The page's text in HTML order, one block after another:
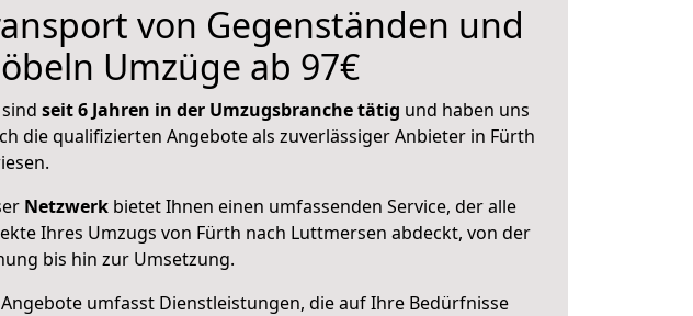
von Gegenständen und
Umzüge ab 97€
seit 6 Jahren in der Umzugsbranche tätig und haben uns
die qualifizierten Angebote als zuverlässiger Anbieter in Fürth
Netzwerk bietet Ihnen einen umfassenden Service, der alle
Ihres Umzugs von Fürth nach Luttmersen abdeckt, von der
bis hin zur Umsetzung.
umfasst Dienstleistungen, die auf Ihre Bedürfnisse